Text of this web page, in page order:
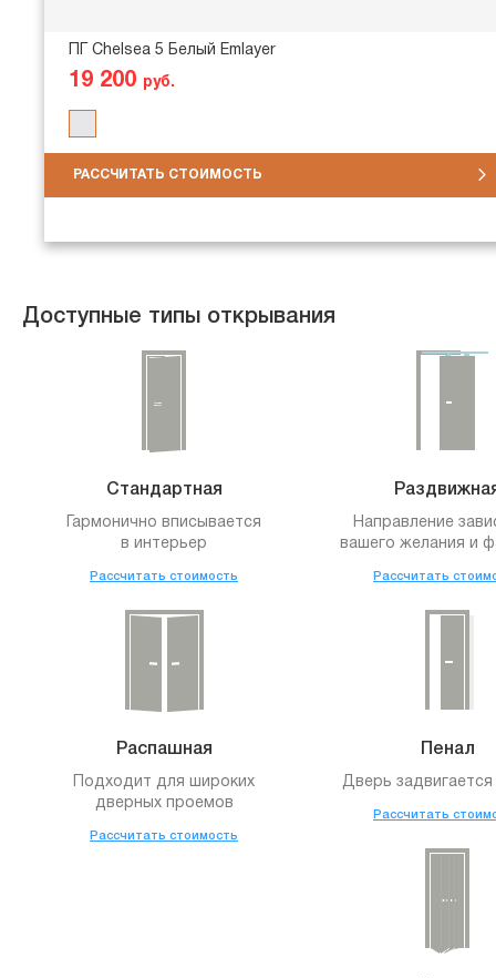
ПГ Chelsea 5 Белый Emlayer
19 200 руб.
РАССЧИТАТЬ СТОИМОСТЬ
Доступные типы открывания
Стандартная
Гармонично вписывается
в интерьер
Рассчитать стоимость
Направление
вашего желания и
Рассчитать
Распашная
Подходит для широких
дверных проемов
Рассчитать стоимость
Пенал
Дверь задвигается
Рассчитать